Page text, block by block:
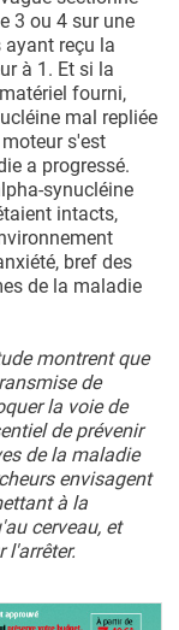
3 ou 4 sur une
reçu la
à 1. Et si la
fourni,
mal repliée
s'est
a progressé.
synucléine
intacts,
bref des
de la maladie
montrent que
de
la voie de
de prévenir
de la maladie
envisagent
à la
cerveau, et
l'arrêter.